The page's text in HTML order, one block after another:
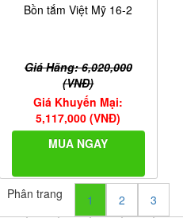
Bồn tắm Việt Mỹ 16-2
Giá Hãng: 6,020,000
(VNĐ)
Giá Khuyến Mại:
5,117,000 (VNĐ)
MUA NGAY
Phân trang 1 2 3